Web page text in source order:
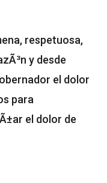
respetuosa,
y desde
el dolor
para
el dolor de